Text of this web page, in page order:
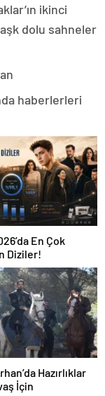
ikinci
dolu sahneler
haberlerleri
En Çok
Diziler!
Hazırlıklar
İçin